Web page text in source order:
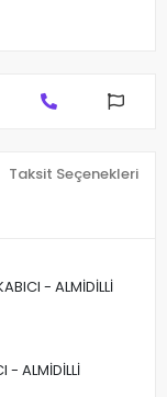
Taksit Seçenekleri
- ALMİDİLLİ
- ALMİDİLLİ